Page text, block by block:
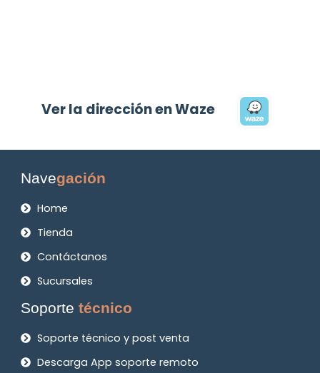
Ver la dirección en Waze
Navegación
Home
Tienda
Contáctanos
Sucursales
Soportetécnico
Soporte técnico y post venta
Descarga App soporte remoto